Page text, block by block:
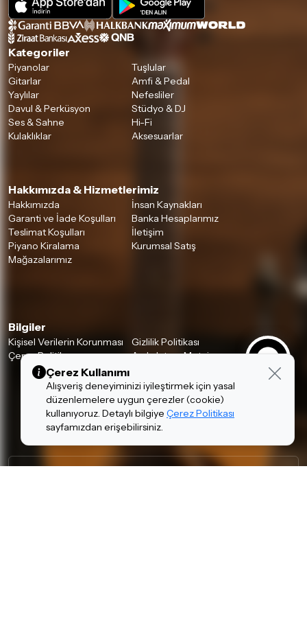
Kategoriler
Piyanolar
Tuşlular
Gitarlar
Amfi & Pedal
Yaylılar
Nefesliler
Davul & Perküsyon
Stüdyo & DJ
Ses & Sahne
Hi-Fi
Kulaklıklar
Aksesuarlar
Hakkımızda & Hizmetlerimiz
Hakkımızda
İnsan Kaynakları
Garanti ve İade Koşulları
Banka Hesaplarımız
Teslimat Koşulları
İletişim
Piyano Kiralama
Kurumsal Satış
Mağazalarımız
Bilgiler
Kişisel Verilerin Korunması
Gizlilik Politikası
Çerez Politikası
Aydınlatma Metni
Çerez Kullanımı
Alışveriş deneyiminizi iyileştirmek için yasal
düzenlemelere uygun çerezler (cookie)
kullanıyoruz. Detaylı bilgiye Çerez Politikası
sayfamızdan erişebilirsiniz.